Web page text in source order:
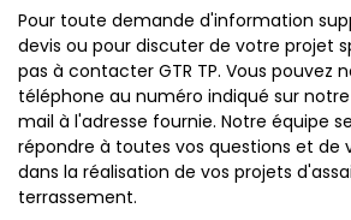
Pour toute demande d'information
devis ou pour discuter de votre projet
pas à contacter GTR TP. Vous pouvez
téléphone au numéro indiqué sur
mail à l'adresse fournie. Notre équipe
répondre à toutes vos questions et de
dans la réalisation de vos projets
terrassement.